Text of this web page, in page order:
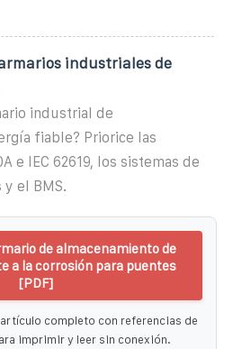
industriales de
industrial de
fiable? Priorice las
e IEC 62619, los sistemas de
el BMS.
de almacenamiento de
a la corrosión para puentes
[PDF]
artículo completo con referencias de
imprimir y leer sin conexión.